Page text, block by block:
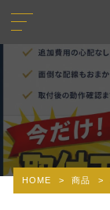
HOME > 商品 >